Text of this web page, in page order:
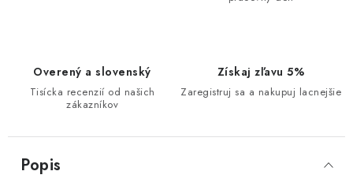
Overený a slovenský
Tisícka recenzií od našich
zákazníkov
Získaj zľavu 5%
Zaregistruj sa a nakupuj lacnejšie
Popis